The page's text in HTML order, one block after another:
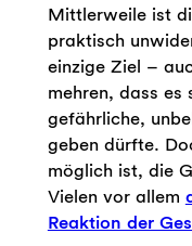
Mittlerweile ist
praktisch
einzige Ziel –
mehren, dass es
gefährliche,
geben dürfte.
möglich ist, die
Vielen vor allem
Reaktion der